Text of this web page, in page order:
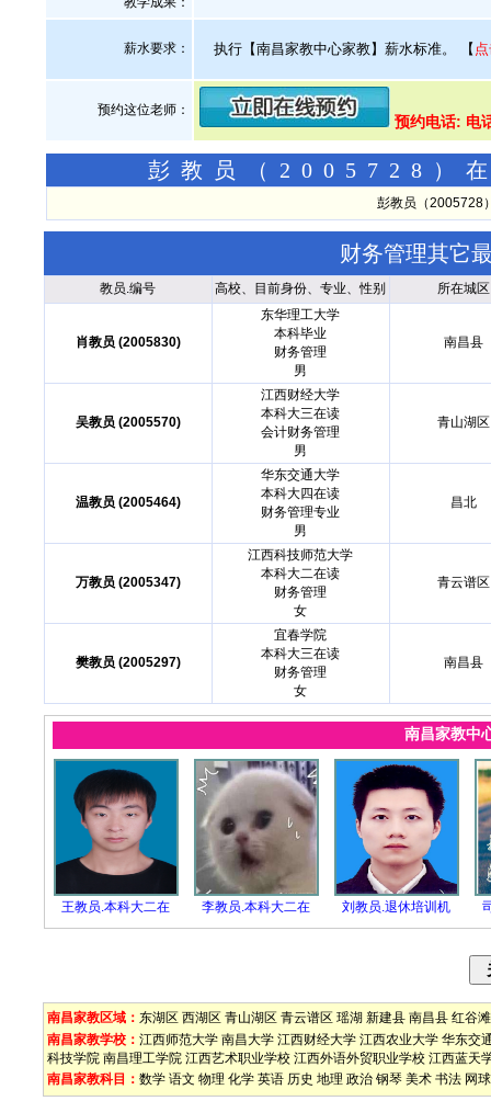
薪水要求： 执行【南昌家教中心家教】薪水标准。 【
预约这位老师：
预约电话: 电
彭教员（2005728）
彭教员（2005728
财务管理其它
教员.编号 高校、目前身份、专业、性别 所在城区
肖教员 (2005830)
东华理工大学
本科毕业
财务管理
男
南昌县
吴教员 (2005570)
江西财经大学
本科大三在读
会计财务管理
男
青山湖区
温教员 (2005464)
华东交通大学
本科大四在读
财务管理专业
男
昌北
万教员 (2005347)
江西科技师范大学
本科大二在读
财务管理
女
青云谱区
樊教员 (2005297)
宜春学院
本科大三在读
财务管理
女
南昌县
南昌家教中
王教员.本科大二在 李教员.本科大二在 刘教员.退休培训机
南昌家教区域： 东湖区 西湖区 青山湖区 青云谱区 瑶湖 新建县 南昌县 红谷滩
南昌家教学校： 江西师范大学 南昌大学 江西财经大学 江西农业大学 华东交
科技学院 南昌理工学院 江西艺术职业学校 江西外语外贸职业学校 江西蓝天
南昌家教科目： 数学 语文 物理 化学 英语 历史 地理 政治 钢琴 美术 书法 网球